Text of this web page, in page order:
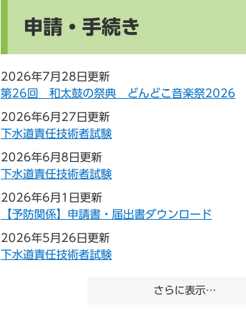
申請・手続き
2026年7月28日更新
第26回 和太鼓の祭典 どんどこ音楽祭2026
2026年6月27日更新
下水道責任技術者試験
2026年6月8日更新
下水道責任技術者試験
2026年6月1日更新
【予防関係】申請書・届出書ダウンロード
2026年5月26日更新
下水道責任技術者試験
さらに表示…